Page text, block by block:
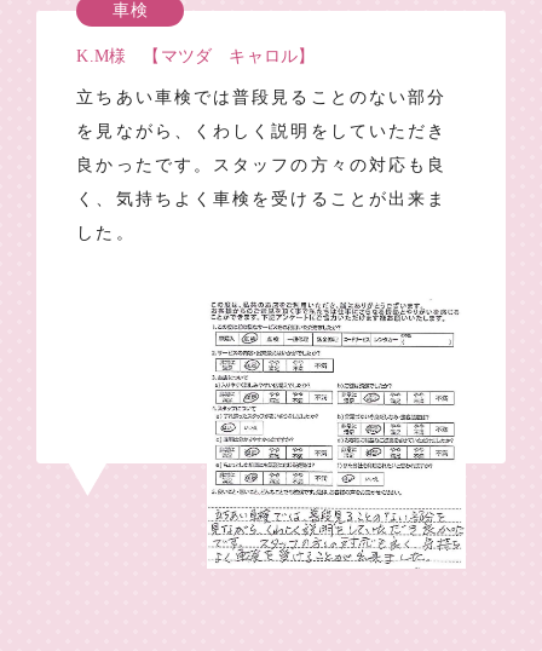
車検
K.M様 【マツダ キャロル】
立ちあい車検では普段見ることのない部分
を見ながら、くわしく説明をしていただき
良かったです。スタッフの方々の対応も良
く、気持ちよく車検を受けることが出来ま
した。